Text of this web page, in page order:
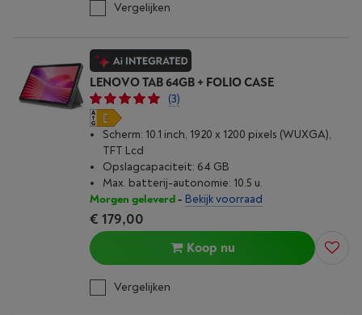
Vergelijken
LENOVO TAB 64GB + FOLIO CASE
(3)
Scherm: 10.1 inch, 1920 x 1200 pixels (WUXGA),
TFT Lcd
Opslagcapaciteit: 64 GB
Max. batterij-autonomie: 10.5 u.
Morgen geleverd- Bekijk voorraad
€ 179,00
Koop nu
Vergelijken